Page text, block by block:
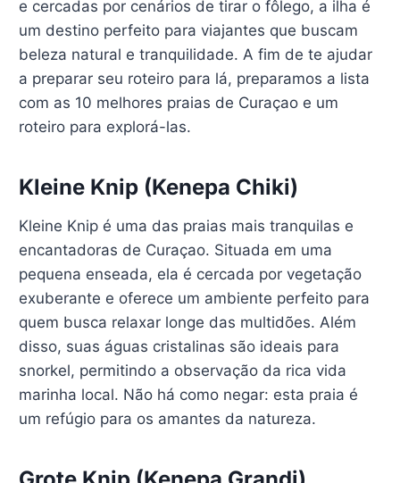
e cercadas por cenários de tirar o fôlego, a ilha é
um destino perfeito para viajantes que buscam
beleza natural e tranquilidade. A fim de te ajudar
a preparar seu roteiro para lá, preparamos a lista
com as 10 melhores praias de Curaçao e um
roteiro para explorá-las.
Kleine Knip (Kenepa Chiki)
Kleine Knip é uma das praias mais tranquilas e
encantadoras de Curaçao. Situada em uma
pequena enseada, ela é cercada por vegetação
exuberante e oferece um ambiente perfeito para
quem busca relaxar longe das multidões. Além
disso, suas águas cristalinas são ideais para
snorkel, permitindo a observação da rica vida
marinha local. Não há como negar: esta praia é
um refúgio para os amantes da natureza.